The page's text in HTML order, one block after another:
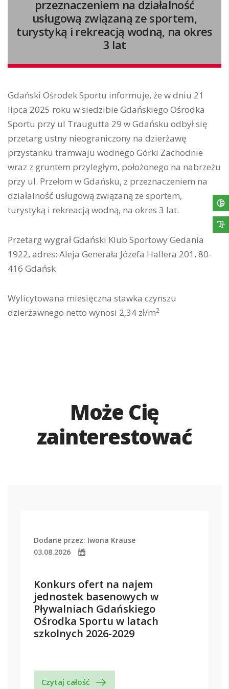
przeznaczeniem na działalność
usługową związaną ze sportem,
turystyką i rekreacją wodną, na okres
3 lat
Gdański Ośrodek Sportu informuje, że w dniu 21
lipca 2025 roku w siedzibie Gdańskiego Ośrodka
Sportu przy ul Traugutta 29 w Gdańsku odbył się
przetarg ustny nieograniczony na dzierżawę
przystanku tramwaju wodnego Górki Zachodnie
wraz z gruntem przyległym, położonego na nabrzeżu
przy ul. Przełom w Gdańsku, z przeznaczeniem na
działalność usługową związaną ze sportem,
turystyką i rekreacją wodną, na okres 3 lat.
Przetarg wygrał Gdański Klub Sportowy Gedania
1922, adres: Aleja Generała Józefa Hallera 201, 80-
416 Gdańsk
Wylicytowana miesięczna stawka czynszu
dzierżawnego netto wynosi 2,34 zł/m2
Może Cię
zainterestować
Dodane przez: Iwona Krause
03.08.2026
Konkurs ofert na najem
jednostek basenowych w
Pływalniach Gdańskiego
Ośrodka Sportu w latach
szkolnych 2026-2029
Czytaj całość